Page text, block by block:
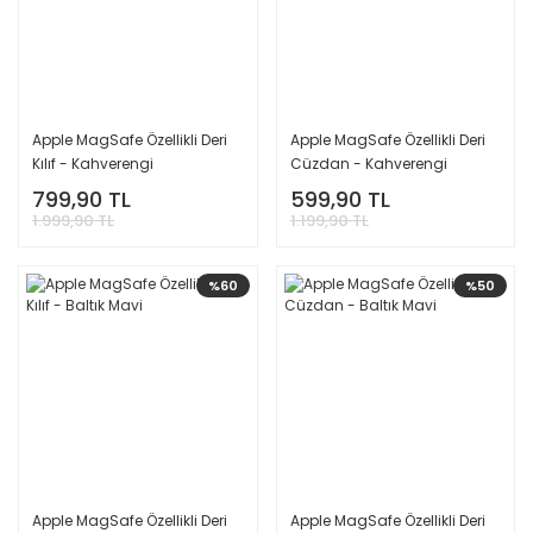
Apple MagSafe Özellikli Deri
Kılıf - Kahverengi
799,90 TL
1.999,90 TL
Apple MagSafe Özellikli Deri
Cüzdan - Kahverengi
599,90 TL
1.199,90 TL
%60
Apple MagSafe Özellikli Deri
%50
Apple MagSafe Özellikli Deri